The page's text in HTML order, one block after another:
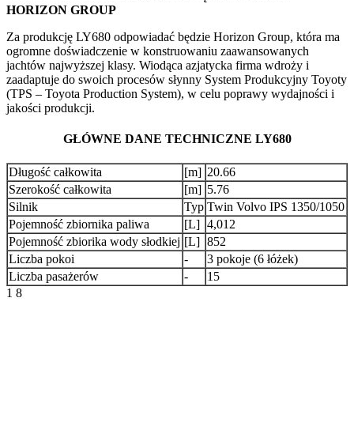
HORIZON GROUP
Za produkcję LY680 odpowiadać będzie Horizon Group, która ma
ogromne doświadczenie w konstruowaniu zaawansowanych
jachtów najwyższej klasy. Wiodąca azjatycka firma wdroży i
zaadaptuje do swoich procesów słynny System Produkcyjny Toyoty
(TPS – Toyota Production System), w celu poprawy wydajności i
jakości produkcji.
GŁÓWNE DANE TECHNICZNE LY680
Długość całkowita [m] 20.66
Szerokość całkowita
[m] 5.76
Silnik
Typ Twin Volvo IPS 1350/1050
Pojemność zbiornika paliwa
[L] 4,012
Pojemność zbiorika wody słodkiej [L] 852
Liczba pokoi
-
3 pokoje (6 łóżek)
Liczba pasażerów
-
15
1 8